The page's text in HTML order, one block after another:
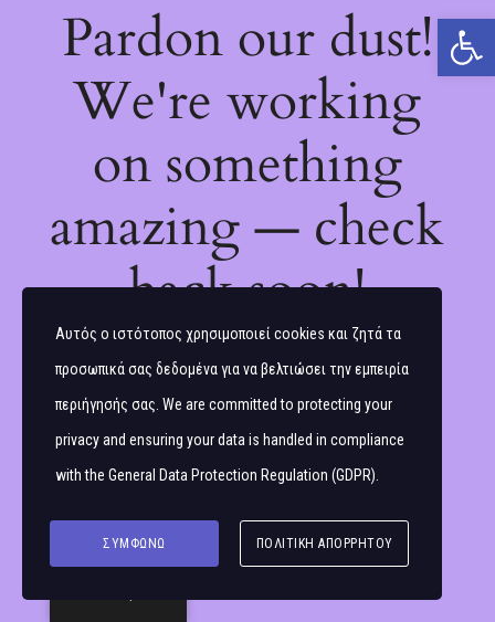
Ανοίξτε τη γραμμή εργαλείων
Pardon our dust!
We're working
on something
amazing — check
back soon!
Αυτός ο ιστότοπος χρησιμοποιεί cookies και ζητά τα
προσωπικά σας δεδομένα για να βελτιώσει την εμπειρία
περιήγησής σας. We are committed to protecting your
privacy and ensuring your data is handled in compliance
with the General Data Protection Regulation (GDPR)
ΣΥΜΦΩΝΏ ΠΟΛΙΤΙΚΉ ΑΠΟΡΡΉΤΟΥ